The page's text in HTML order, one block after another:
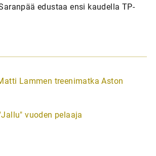
edustaa ensi kaudella TP-
Lammen treenimatka Aston
vuoden pelaaja